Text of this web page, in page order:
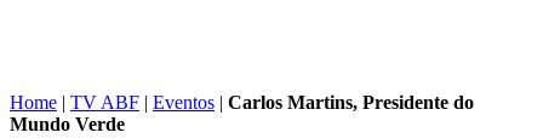
Home | TV ABF | Eventos | Carlos Martins, Presidente do
Mundo Verde